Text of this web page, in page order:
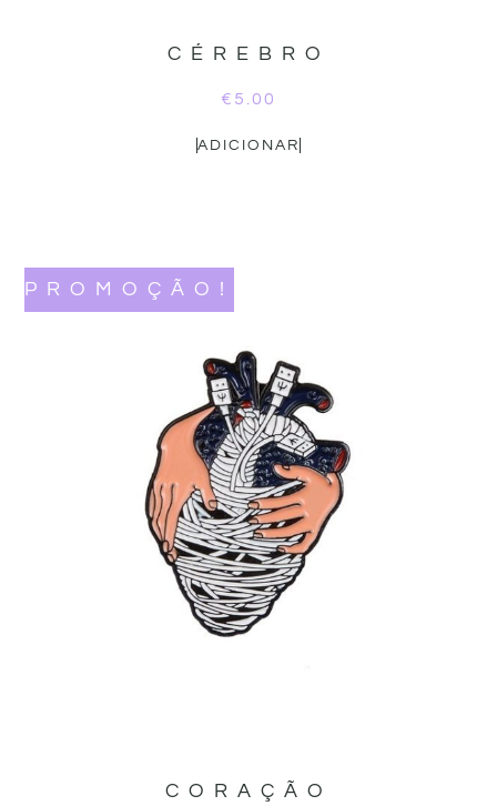
CÉREBRO
€ 5.00
ADICIONAR
PROMOÇÃO!
CORAÇÃO